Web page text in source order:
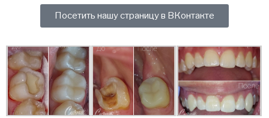
Посетить нашу страницу в ВКонтакте